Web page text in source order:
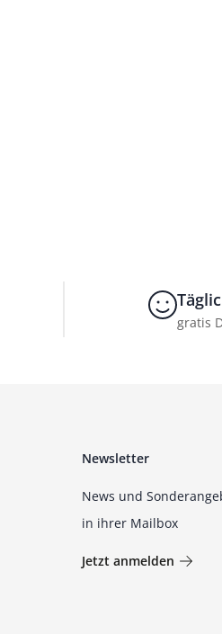
gratis
Newsletter
News und
in ihrer Mailbox
Jetzt anmelden